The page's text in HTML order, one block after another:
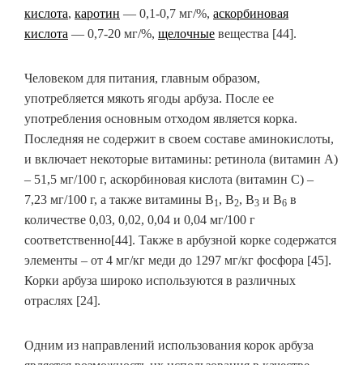
кислота, каротин — 0,1-0,7 мг/%, аскорбиновая
кислота — 0,7-20 мг/%, щелочные вещества [44].
Человеком для питания, главным образом,
употребляется мякоть ягоды арбуза. После ее
употребления основным отходом является корка.
Последняя не содержит в своем составе аминокислоты,
и включает некоторые витамины: ретинола (витамин А)
– 51,5 мг/100 г, аскорбиновая кислота (витамин С) –
7,23 мг/100 г, а также витамины В1, В2, В3 и В6 в
количестве 0,03, 0,02, 0,04 и 0,04 мг/100 г
соответственно[44]. Также в арбузной корке содержатся
элементы – от 4 мг/кг меди до 1297 мг/кг фосфора [45].
Корки арбуза широко используются в различных
отраслях [24].
Одним из направлений использования корок арбуза